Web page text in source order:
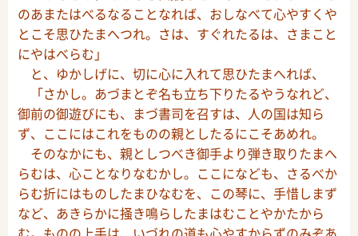
のあまたはべるなることなれば、おしなべて心やすくや
とこそ思ひたまへつれ。さは、すぐれたるは、さまこと
にやはべらむ」
と、ゆかしげに、切に心に入れて思ひたまへれば、
「さかし。あづまとぞ名も立ち下りたるやうなれど、
御前の御遊びにも、まづ書司を召すは、人の国は知ら
ず、ここにはこれをものの親としたるにこそあめれ。
そのなかにも、親としつべき御手より弾き取りたまへ
らむは、心ことなりなむかし。ここになども、さるべか
らむ折にはものしたまひなむを、この琴に、手惜しまず
など、あきらかに掻き鳴らしたまはむことやかたから